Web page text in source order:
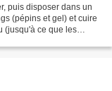
puis disposer dans un
(pépins et gel) et cuire
(jusqu'à ce que les